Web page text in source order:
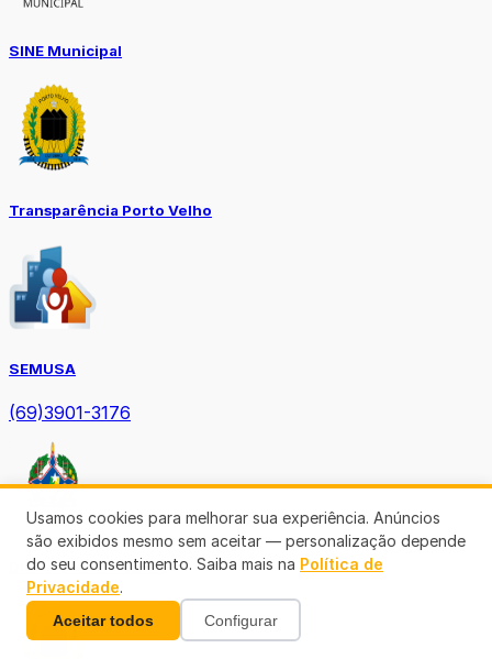
SINE Municipal
Transparência Porto Velho
SEMUSA
(69)3901-3176
Diário Oficial TCE-RO
Usamos cookies para melhorar sua experiência. Anúncios
são exibidos mesmo sem aceitar — personalização depende
do seu consentimento. Saiba mais na Política de
Privacidade.
Aceitar todos Configurar